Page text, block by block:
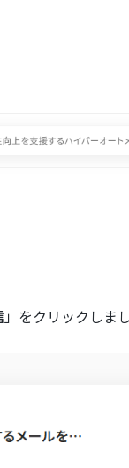
」をクリックしま